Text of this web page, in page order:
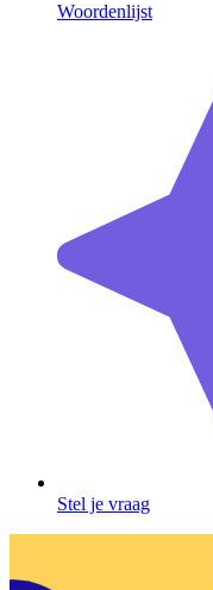
Woordenlijst
Stel je vraag